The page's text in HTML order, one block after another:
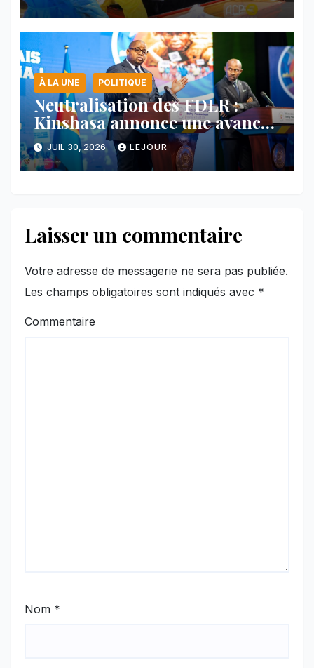
À LA UNE POLITIQUE
Neutralisation des FDLR :
Kinshasa annonce une avancée
majeure et maintient sa ligne
face au Rwanda
JUIL 30, 2026 LEJOUR
Laisser un commentaire
Votre adresse de messagerie ne sera pas publiée.
Les champs obligatoires sont indiqués avec *
Commentaire
Nom *